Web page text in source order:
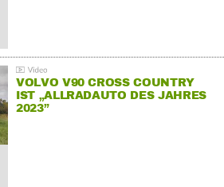
VOLVO V90 CROSS COUNTRY
IST „ALLRADAUTO DES JAHRES
2023”